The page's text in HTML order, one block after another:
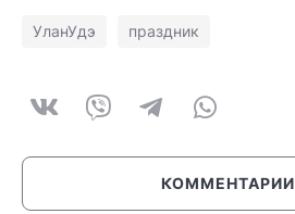
УланУдэ праздник
КОММЕНТАРИИ